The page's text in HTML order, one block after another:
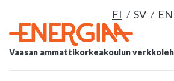
FI SV EN
Vaasan ammattikorkeakoulun